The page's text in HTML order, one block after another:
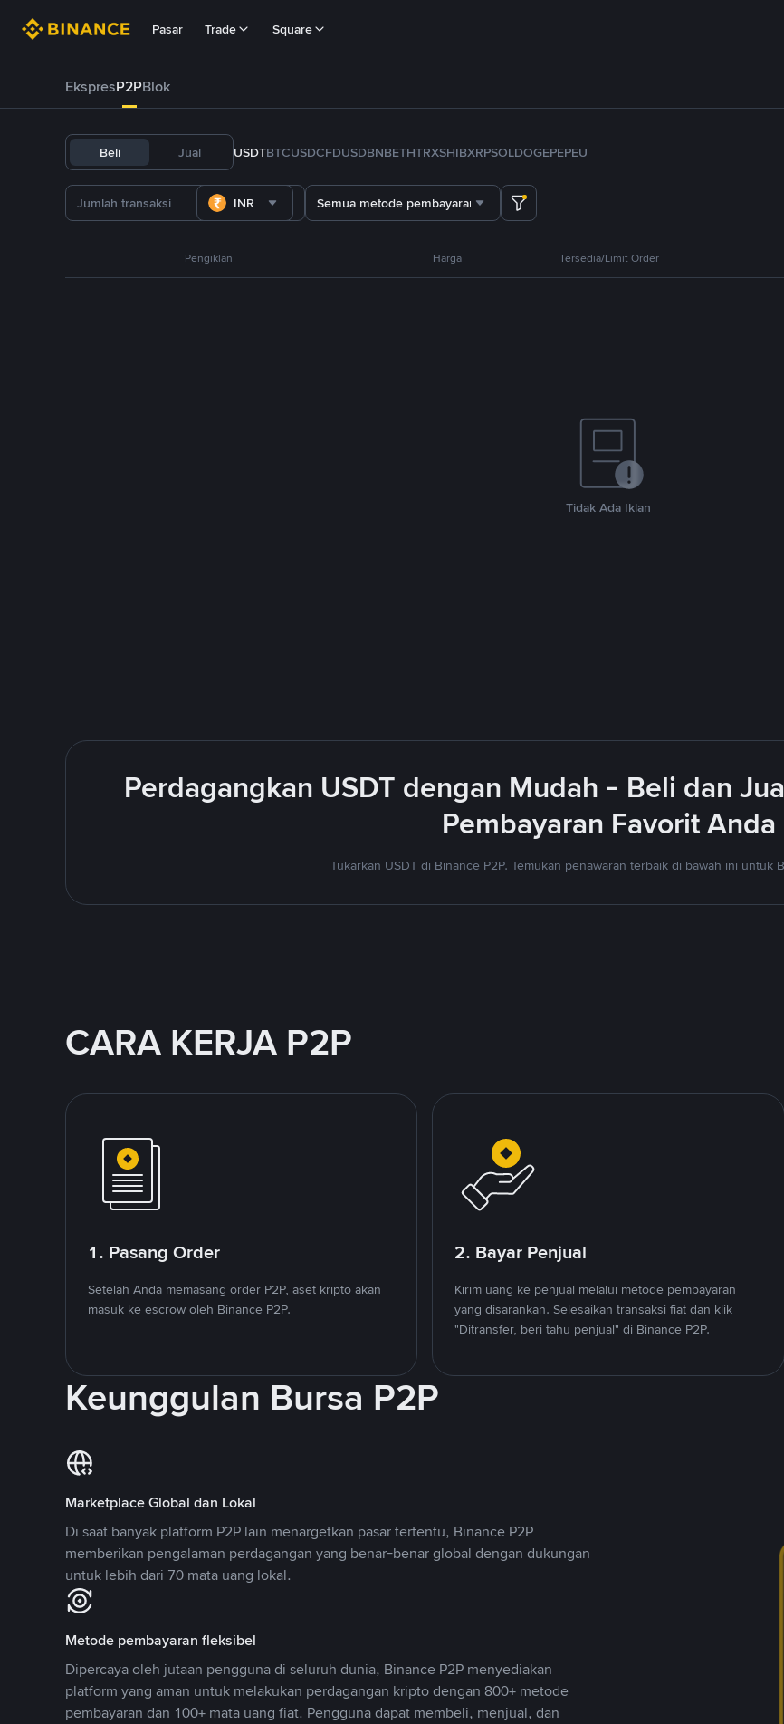
Pasar Trade Square
EkspresP2PBlok
Beli Jual USDTBTCUSDCFDUSDBNBETHTRXSHIBXRPSOLDOGEPEPEU
INR Semua metode pembayaran
Pengiklan Harga Tersedia/Limit Order
Tidak Ada Iklan
Perdagangkan USDT dengan Mudah - Beli dan
Pembayaran Favorit Anda
Tukarkan USDT di Binance P2P. Temukan penawaran terbaik di bawah ini untuk
CARA KERJA P2P
1. Pasang Order
Setelah Anda memasang order P2P, aset kripto akan
masuk ke escrow oleh Binance P2P.
2. Bayar Penjual
Kirim uang ke penjual melalui metode pembayaran
yang disarankan. Selesaikan transaksi fiat dan klik
"Ditransfer, beri tahu penjual" di Binance P2P.
Keunggulan Bursa P2P
Marketplace Global dan Lokal
Di saat banyak platform P2P lain menargetkan pasar tertentu, Binance P2P
memberikan pengalaman perdagangan yang benar-benar global dengan dukungan
untuk lebih dari 70 mata uang lokal.
Metode pembayaran fleksibel
Dipercaya oleh jutaan pengguna di seluruh dunia, Binance P2P menyediakan
platform yang aman untuk melakukan perdagangan kripto dengan 800+ metode
pembayaran dan 100+ mata uang fiat. Pengguna dapat membeli, menjual, dan